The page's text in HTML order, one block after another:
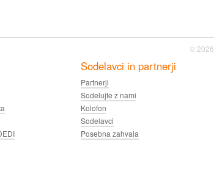
© 2026
Sodelavci in partnerji
Partnerji
Sodelujte z nami
Kolofon
Sodelavci
Posebna zahvala